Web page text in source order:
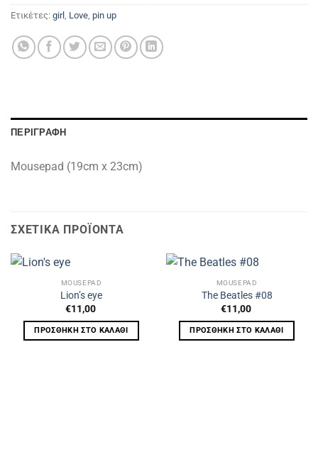
Ετικέτες: girl, Love, pin up
ΠΕΡΙΓΡΑΦΉ
Mousepad (19cm x 23cm)
ΣΧΕΤΙΚΆ ΠΡΟΪΌΝΤΑ
MOUSEPAD
Lion’s eye
€11,00
ΠΡΟΣΘΉΚΗ ΣΤΟ ΚΑΛΆΘΙ
MOUSEPAD
The Beatles #08
€11,00
ΠΡΟΣΘΉΚΗ ΣΤΟ ΚΑΛΆΘΙ